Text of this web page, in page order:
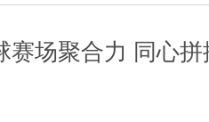
赛场聚合力 同心